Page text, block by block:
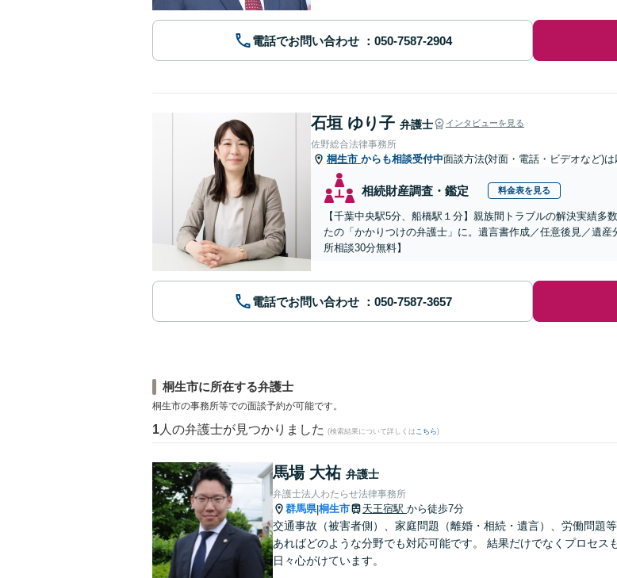
電話でお問い合わせ
石垣 ゆり子 弁護士 インタビューを見る
佐野総合法律事務所
桐生市 からも相談受付中面談方法(対面・電話・ビデオなど)は
相続財産調査・鑑定 料金表を見る
【千葉中央駅5分、船橋駅１分】親族間トラブルの解決実績
たの「かかりつけの弁護士」に。遺言書作成／任意後見／遺
所相談30分無料】
電話でお問い合わせ
桐生市に所在する弁護士
桐生市の事務所等での面談予約が可能です。
1 人の弁護士が見つかりました (検索結果について詳しくは こちら)
馬場 大祐 弁護士
弁護士法人わたらせ法律事務所
群馬県|桐生市 天王宿駅 から徒歩7分
交通事故（被害者側）、家庭問題（離婚・相続・遺言）、労働問題
あればどのような分野でも対応可能です。 結果だけでなくプロセス
日々心がけています。